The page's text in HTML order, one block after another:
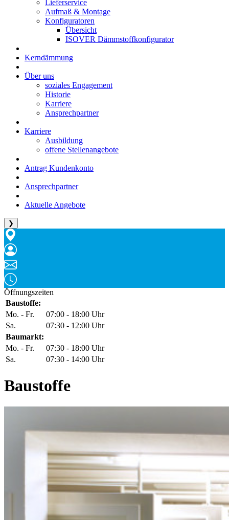
Lieferservice
Aufmaß & Montage
Konfiguratoren
Übersicht
ISOVER Dämmstoffkonfigurator
Kerndämmung
Über uns
soziales Engagement
Historie
Karriere
Ansprechpartner
Karriere
Ausbildung
offene Stellenangebote
Antrag Kundenkonto
Ansprechpartner
Aktuelle Angebote
❯
Öffnungszeiten
Baustoffe:
Mo. - Fr.
07:00 - 18:00 Uhr
Sa.
07:30 - 12:00 Uhr
Baumarkt:
Mo. - Fr.
07:30 - 18:00 Uhr
Sa.
07:30 - 14:00 Uhr
Baustoffe